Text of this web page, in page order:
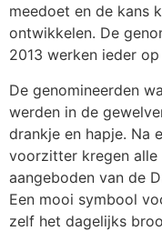
meedoet en de kans
ontwikkelen. De
2013 werken ieder
De genomineerden
werden in de
drankje en hapje. Na
voorzitter kregen alle
aangeboden van de
Een mooi symbool
zelf het dagelijks